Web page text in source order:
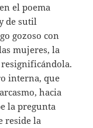
el poema
de sutil
gozoso con
mujeres, la
interna, que
hacia
la pregunta
reside la